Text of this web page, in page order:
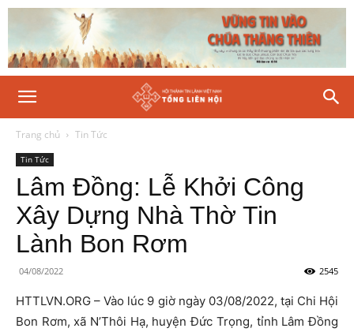
Trang chủ Tin Tức
Tin Tức
Lâm Đồng: Lễ Khởi Công
Xây Dựng Nhà Thờ Tin
Lành Bon Rơm
04/08/2022 2545
HTTLVN.ORG – Vào lúc 9 giờ ngày 03/08/2022, tại Chi Hội
Bon Rơm, xã N’Thôi Hạ, huyện Đức Trọng, tỉnh Lâm Đồng